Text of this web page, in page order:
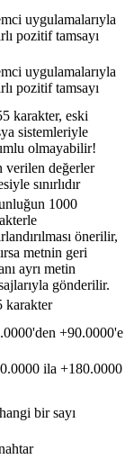
uygulamalarıyla
pozitif tamsayı
uygulamalarıyla
pozitif tamsayı
karakter, eski
sistemleriyle
olmayabilir!
verilen değerler
sınırlıdır
1000
önerilir,
metnin geri
ayrı metin
gönderilir.
karakter
+90.0000'e
ila +180.0000
bir sayı